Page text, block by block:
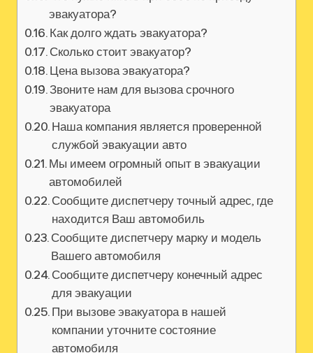
эвакуатора?
Как долго ждать эвакуатора?
Сколько стоит эвакуатор?
Цена вызова эвакуатора?
Звоните нам для вызова срочного
эвакуатора
Наша компания является проверенной
службой эвакуации авто
Мы имеем огромный опыт в эвакуации
автомобилей
Сообщите диспетчеру точный адрес, где
находится Ваш автомобиль
Сообщите диспетчеру марку и модель
Вашего автомобиля
Сообщите диспетчеру конечный адрес
для эвакуации
При вызове эвакуатора в нашей
компании уточните состояние
автомобиля